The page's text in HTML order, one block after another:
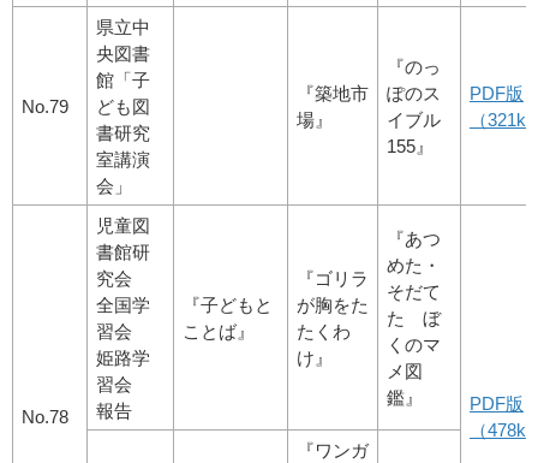
No.79
県立中
央図書
館「子
ども図
書研究
室講演
会」
『築地市
場』
『のっ
ぽのス
イブル
155』
PDF版
（
No.78
児童図
書館研
究会
全国学
習会
姫路学
習会
報告
『子どもと
ことば』
『ゴリラ
が胸をた
たくわ
け』
『あつ
めた・
そだて
た ぼ
くのマ
メ図
鑑』
PDF版
（
『ワンガ